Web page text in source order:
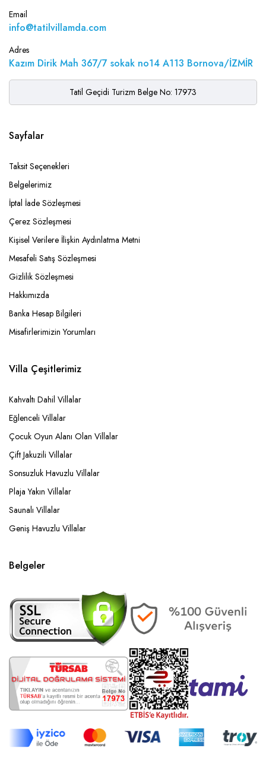
Email
info@tatilvillamda.com
Adres
Kazım Dirik Mah 367/7 sokak no14 A113 Bornova/İZMİR
Tatil Geçidi Turizm Belge No: 17973
Sayfalar
Taksit Seçenekleri
Belgelerimiz
İptal İade Sözleşmesi
Çerez Sözleşmesi
Kişisel Verilere İlişkin Aydınlatma Metni
Mesafeli Satış Sözleşmesi
Gizlilik Sözleşmesi
Hakkımızda
Banka Hesap Bilgileri
Misafirlerimizin Yorumları
Villa Çeşitlerimiz
Kahvaltı Dahil Villalar
Eğlenceli Villalar
Çocuk Oyun Alanı Olan Villalar
Çift Jakuzili Villalar
Sonsuzluk Havuzlu Villalar
Plaja Yakın Villalar
Saunalı Villalar
Geniş Havuzlu Villalar
Belgeler